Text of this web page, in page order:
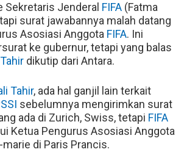
Sekretaris Jenderal FIFA (Fatma
surat jawabannya malah datang
Asosiasi Anggota FIFA. Ini
ke gubernur, tetapi yang balas
dikutip dari Antara.
Tahir, ada hal ganjil lain terkait
sebelumnya mengirimkan surat
ada di Zurich, Swiss, tetapi FIFA
Ketua Pengurus Asosiasi Anggota
di Paris Prancis.